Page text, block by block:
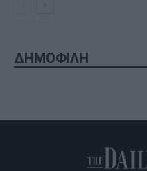
ΔΗΜΟΦΙΛΗ